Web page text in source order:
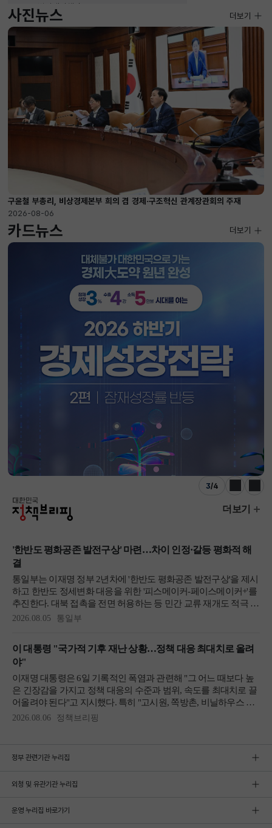
소득법인세정책관
2026-08-04 ~ 2026-08-20
사진뉴스
구윤철 부총리, 비상경제본부 희의 겸 경제·구조혁신 관계장관회의 주재
2026-08-06
사진뉴스
더보기
카드뉴스
3/4
이전 다음
더보기
정부 관련기관 누리집
외청 및 유관기관 누리집
운영 누리집 바로가기